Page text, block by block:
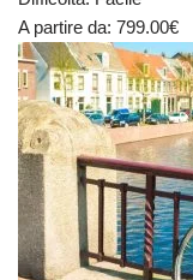
A partire da: 799.00€